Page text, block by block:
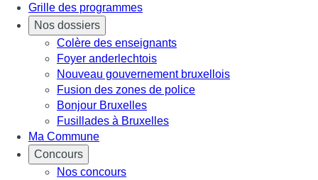
Grille des programmes
Nos dossiers
Colère des enseignants
Foyer anderlechtois
Nouveau gouvernement bruxellois
Fusion des zones de police
Bonjour Bruxelles
Fusillades à Bruxelles
Ma Commune
Concours
Nos concours